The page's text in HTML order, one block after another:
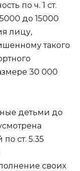
по ч. 1 ст.
до 15000
лицу,
такого
30 000
детьми до
ст. 5.35
своих